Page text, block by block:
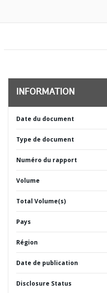
INFORMATION
Date du document
Type de document
Numéro du rapport
Volume
Total Volume(s)
Pays
Région
Date de publication
Disclosure Status